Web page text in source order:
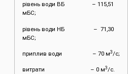
рівень води ВБ – 115,51
мБС;
рівень води НБ – 71,30
мБС;
приплив води – 70 м3/с;
витрати – 0 м3/с.